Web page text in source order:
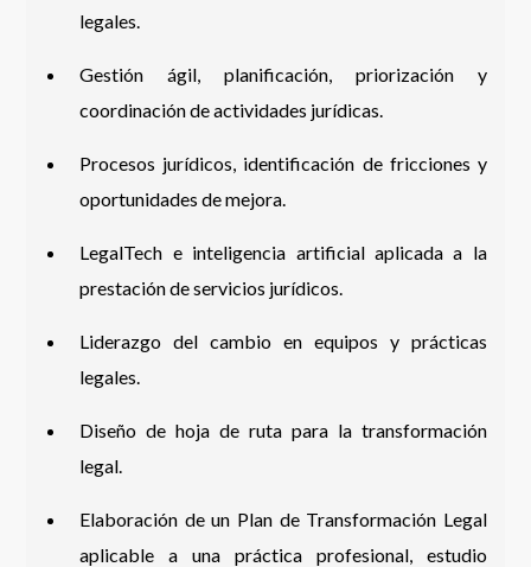
legales.
Gestión ágil, planificación, priorización y
coordinación de actividades jurídicas.
Procesos jurídicos, identificación de fricciones y
oportunidades de mejora.
LegalTech e inteligencia artificial aplicada a la
prestación de servicios jurídicos.
Liderazgo del cambio en equipos y prácticas
legales.
Diseño de hoja de ruta para la transformación
legal.
Elaboración de un Plan de Transformación Legal
aplicable a una práctica profesional, estudio